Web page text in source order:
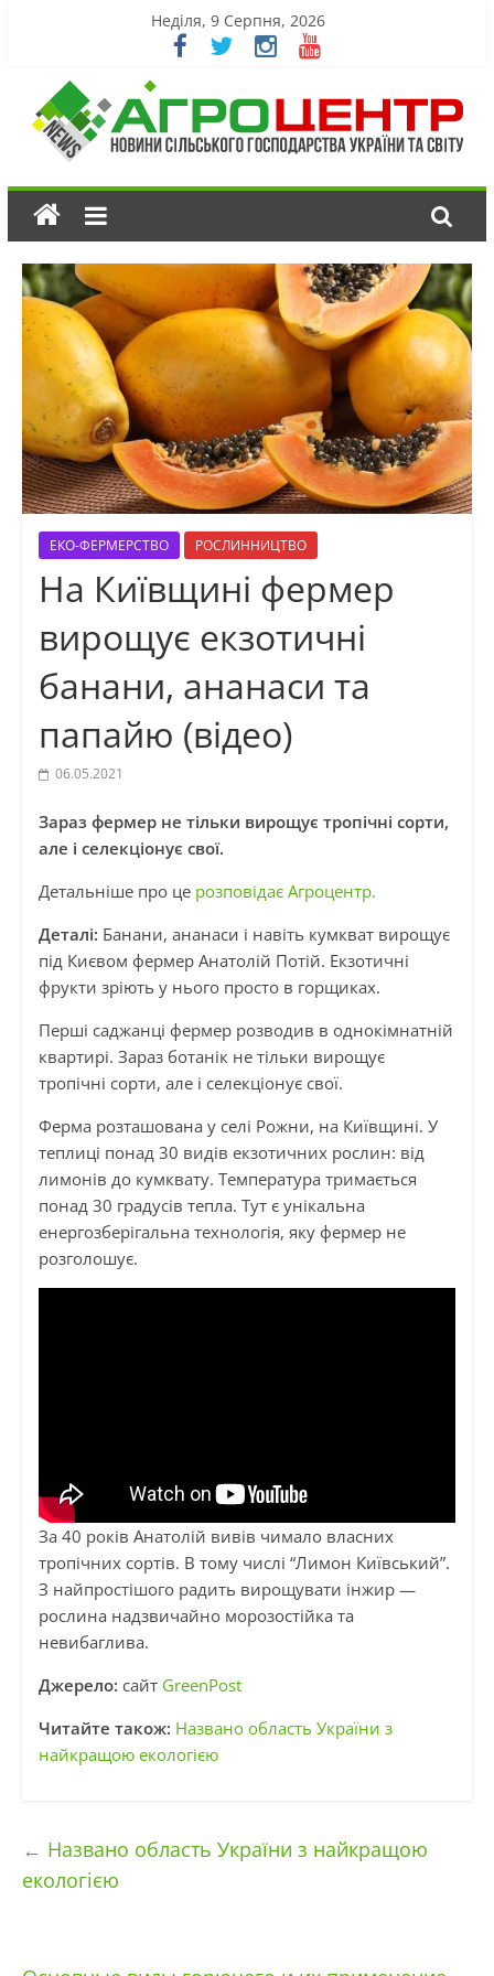
Неділя, 9 Серпня, 2026
ЕКО-ФЕРМЕРСТВО РОСЛИННИЦТВО
На Київщині фермер
вирощує екзотичні
банани, ананаси та
папайю (відео)
06.05.2021
Зараз фермер не тільки вирощує тропічні сорти,
але і селекціонує свої.
Детальніше про це розповідає Агроцентр.
Деталі: Банани, ананаси і навіть кумкват вирощує
під Києвом фермер Анатолій Потій. Екзотичні
фрукти зріють у нього просто в горщиках.
Перші саджанці фермер розводив в однокімнатній
квартирі. Зараз ботанік не тільки вирощує
тропічні сорти, але і селекціонує свої.
Ферма розташована у селі Рожни, на Київщині. У
теплиці понад 30 видів екзотичних рослин: від
лимонів до кумквату. Температура тримається
понад 30 градусів тепла. Тут є унікальна
енергозберігальна технологія, яку фермер не
розголошує.
За 40 років Анатолій вивів чимало власних
тропічних сортів. В тому числі “Лимон Київський”.
З найпростішого радить вирощувати інжир —
рослина надзвичайно морозостійка та
невибаглива.
Джерело: сайт GreenPost
Читайте також: Названо область України з
найкращою екологією
← Названо область України з найкращою
екологією